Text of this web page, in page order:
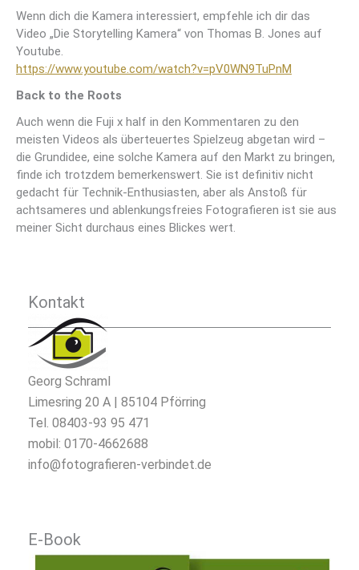
Wenn dich die Kamera interessiert, empfehle ich dir das
Video „Die Storytelling Kamera“ von Thomas B. Jones auf
Youtube.
https://www.youtube.com/watch?v=pV0WN9TuPnM
Back to the Roots
Auch wenn die Fuji x half in den Kommentaren zu den
meisten Videos als überteuertes Spielzeug abgetan wird –
die Grundidee, eine solche Kamera auf den Markt zu bringen,
finde ich trotzdem bemerkenswert. Sie ist definitiv nicht
gedacht für Technik-Enthusiasten, aber als Anstoß für
achtsameres und ablenkungsfreies Fotografieren ist sie aus
meiner Sicht durchaus eines Blickes wert.
Kontakt
Georg Schraml
Limesring 20 A | 85104 Pförring
Tel. 08403-93 95 471
mobil: 0170-4662688
info@fotografieren-verbindet.de
E-Book